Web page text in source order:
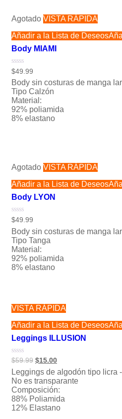
Agotado VISTA RÁPIDA
Añadir a la Lista de Deseos
Body MIAMI
Valorado
0
de
5
$49.99
Body sin costuras de manga
Tipo Calzón
Material:
92% poliamida
8% elastano
Agotado VISTA RÁPIDA
Añadir a la Lista de Deseos
Body LYON
Valorado
0
de
5
$49.99
Body sin costuras de manga
Tipo Tanga
Material:
92% poliamida
8% elastano
VISTA RÁPIDA
Añadir a la Lista de Deseos
Leggings ILLUSION
Valorado
0
de
5
$59.99 $15.00
Leggings de algodón tipo licra
No es transparante
Composición:
88% Poliamida
12% Elastano